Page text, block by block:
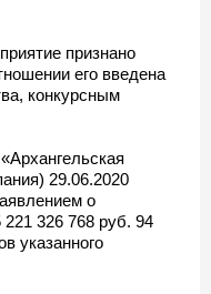
признано
его введена
конкурсным
29.06.2020
о
326 768 руб. 94
указанного